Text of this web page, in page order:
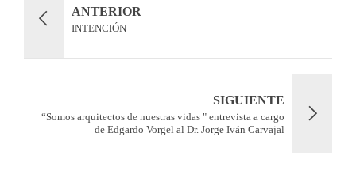
ANTERIOR
INTENCIÓN
SIGUIENTE
“Somos arquitectos de nuestras vidas " entrevista a cargo
de Edgardo Vorgel al Dr. Jorge Iván Carvajal